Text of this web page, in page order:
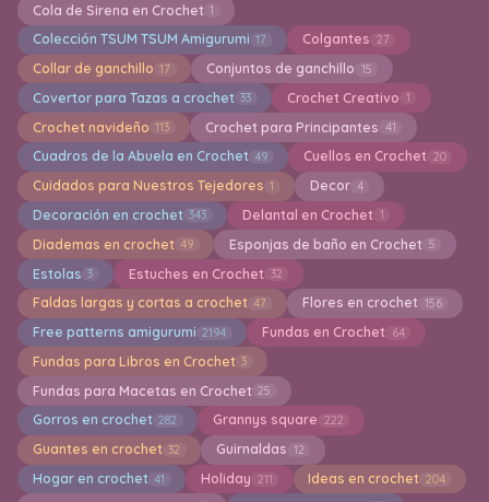
Cola de Sirena en Crochet 1
Colección TSUM TSUM Amigurumi 17 Colgantes 27
Collar de ganchillo 17 Conjuntos de ganchillo 15
Covertor para Tazas a crochet 33 Crochet Creativo 1
Crochet navideño 113 Crochet para Principantes 41
Cuadros de la Abuela en Crochet 49 Cuellos en Crochet 20
Cuidados para Nuestros Tejedores 1 Decor 4
Decoración en crochet 343 Delantal en Crochet 1
Diademas en crochet 49 Esponjas de baño en Crochet 5
Estolas 3 Estuches en Crochet 32
Faldas largas y cortas a crochet 47 Flores en crochet 156
Free patterns amigurumi 2194 Fundas en Crochet 64
Fundas para Libros en Crochet 3
Fundas para Macetas en Crochet 25
Gorros en crochet 282 Grannys square 222
Guantes en crochet 32 Guirnaldas 12
Hogar en crochet 41 Holiday 211 Ideas en crochet 204